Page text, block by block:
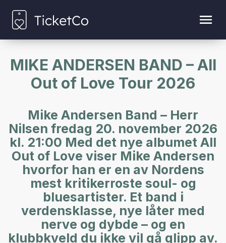
MIKE ANDERSEN BAND – All
Out of Love Tour 2026
Mike Andersen Band – Herr
Nilsen fredag 20. november 2026
kl. 21:00 Med det nye albumet All
Out of Love viser Mike Andersen
hvorfor han er en av Nordens
mest kritikerroste soul- og
bluesartister. Et band i
verdensklasse, nye låter med
nerve og dybde – og en
klubbkveld du ikke vil gå glipp av.